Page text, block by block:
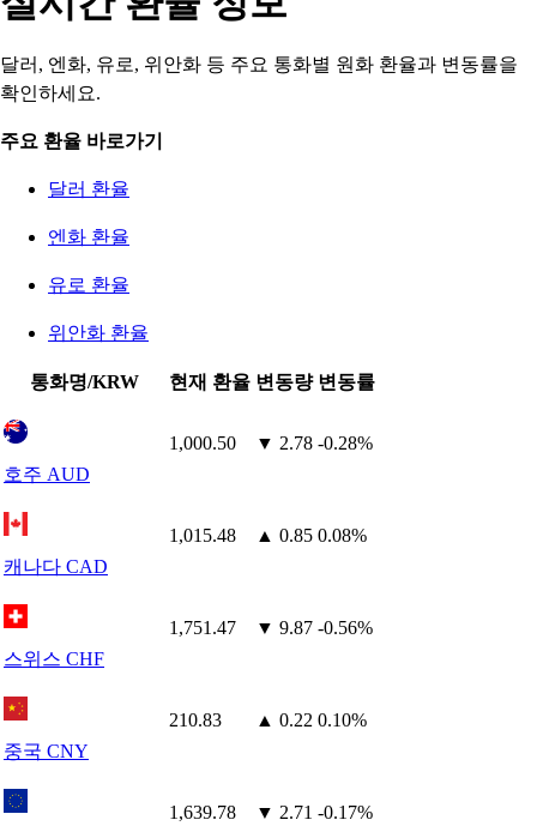
달러, 엔화, 유로, 위안화 등 주요 통화별 원화 환율과 변동률을
확인하세요.
주요 환율 바로가기
달러 환율
엔화 환율
유로 환율
위안화 환율
통화명/KRW 현재 환율 변동량 변동률
호주 AUD
1,000.50 ▼ 2.78 -0.28%
캐나다 CAD
1,015.48 ▲ 0.85 0.08%
스위스 CHF
1,751.47 ▼ 9.87 -0.56%
중국 CNY
210.83 ▲ 0.22 0.10%
1,639.78 ▼ 2.71 -0.17%